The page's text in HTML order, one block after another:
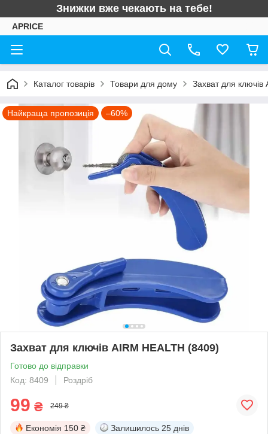
Знижки вже чекають на тебе!
APRICE
Каталог товарів Товари для дому Захват для
Найкраща пропозиція –60%
Захват для ключів AIRM HEALTH (8409)
Готово до відправки
Код: 8409
Роздріб
99 ₴ 249 ₴
Економія 150 ₴ Залишилось 25 днів